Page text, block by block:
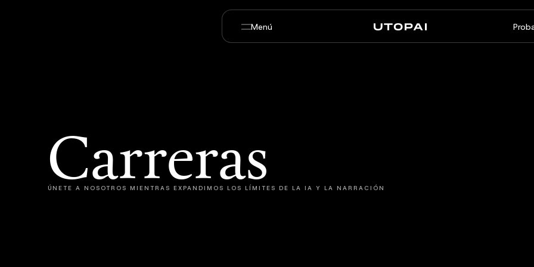
Menú
Carreras
ÚNETE A NOSOTROS MIENTRAS EXPANDIMOS LOS LÍMITES DE LA IA Y LA NARRACIÓN